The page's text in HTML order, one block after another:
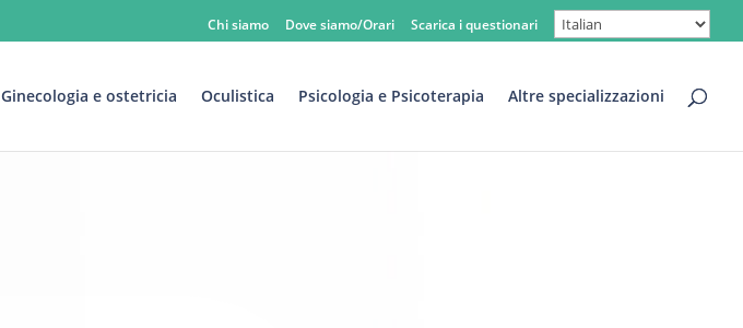
Chi siamo Dove siamo/Orari Scarica i questionari
Ginecologia e ostetricia Oculistica Psicologia e Psicoterapia Altre specializzazioni